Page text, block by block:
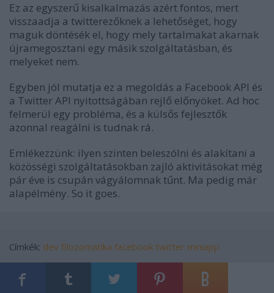
Ez az egyszerű kisalkalmazás azért fontos, mert
visszaadja a twitterezőknek a lehetőséget, hogy
maguk döntésék el, hogy mely tartalmakat akarnak
újramegosztani egy másik szolgáltatásban, és
melyeket nem.
Egyben jól mutatja ez a megoldás a Facebook API és
a Twitter API nyitottságában rejlő előnyöket. Ad hoc
felmerül egy probléma, és a külsős fejlesztők
azonnal reagálni is tudnak rá.
Emlékezzünk: ilyen szinten beleszólni és alakítani a
közösségi szolgáltatásokban zajló aktivitásokat még
pár éve is csupán vágyálomnak tűnt. Ma pedig már
alapélmény. So it goes.
Címkék: dev filozomatika facebook twitter miniapp